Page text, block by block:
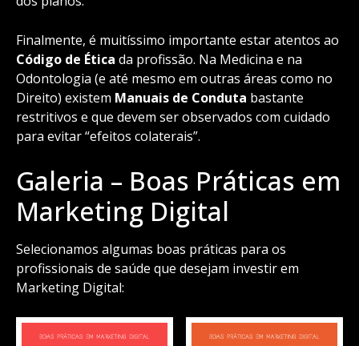
Finalmente, é muitíssimo importante estar atentos ao
Código de Ética da profissão. Na Medicina e na
Odontologia (e até mesmo em outras áreas como no
Direito) existem Manuais de Conduta bastante
restritivos e que devem ser observados com cuidado
para evitar “efeitos colaterais”.
Galeria – Boas Práticas em
Marketing Digital
Selecionamos algumas boas práticas para os
profissionais de saúde que desejam investir em
Marketing Digital: